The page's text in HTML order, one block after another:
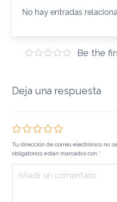
No hay entradas
Be the
Deja una respuesta
Tu dirección de correo electrónico no
obligatorios están marcados con *